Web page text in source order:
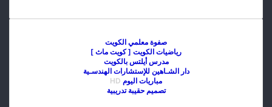
صفوة معلمي الكويت
رياضيات الكويت [ كويت ماث ]
مدرس أيلتس بالكويت
دار الشـاهين للإستشارات الهندسـية
مباريات اليوم
تصميم حقيبة تدريبية